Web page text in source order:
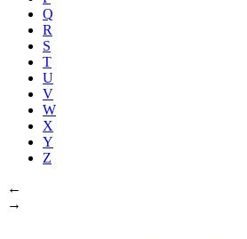
Q
R
S
T
U
V
W
X
Y
Z
←
→